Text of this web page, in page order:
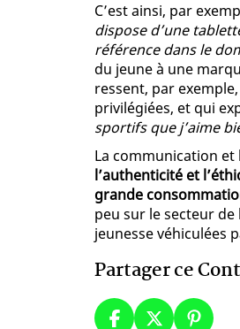
C’est ainsi, par
dispose d’une
référence dans le
du jeune à une
ressent, par
privilégiées, et qui
sportifs que j’aime
La communication et
l’authenticité et
grande
peu sur le secteur
jeunesse véhiculées
Partager ce